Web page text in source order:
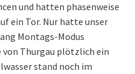
und hatten phasenweise
ein Tor. Nur hatte unser
Montags-Modus
von Thurgau plötzlich ein
stand noch im